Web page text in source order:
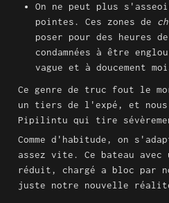
On ne peut plus
pointes. Ces zones de
poser pour des heures
condamnées à être
vague et à doucement
Ce genre de truc fout le
un tiers de l'expé, et
Pipilintu qui tire
Comme d'habitude, on
assez vite. Ce bateau avec
réduit, chargé a bloc par
juste notre nouvelle